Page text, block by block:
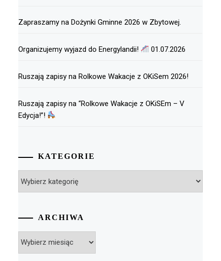
Zapraszamy na Dożynki Gminne 2026 w Zbytowej.
Organizujemy wyjazd do Energylandii! 01.07.2026
Ruszają zapisy na Rolkowe Wakacje z OKiSem 2026!
Ruszają zapisy na “Rolkowe Wakacje z OKiSEm – V
Edycja!”!
KATEGORIE
ARCHIWA